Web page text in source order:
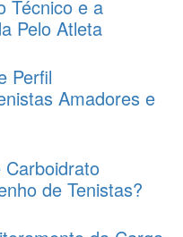
Técnico e a
Pelo Atleta
Perfil
Amadores e
de Tenistas?